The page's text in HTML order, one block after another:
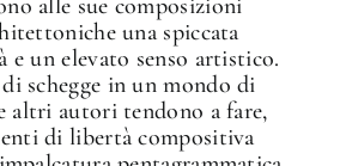
alle sue composizioni
una spiccata
un elevato senso artistico.
schegge in un mondo di
altri autori tendono a fare,
di libertà compositiva